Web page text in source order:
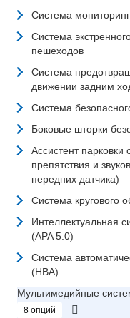
Система
Система
пешеходов
Система
движении задним
Система
Боковые шторки
Ассистент
препятствия и
передних датчика)
Система кругового
Интеллектуальная
(APA 5.0)
Система
(HBA)
Мультимедийные
8 опций